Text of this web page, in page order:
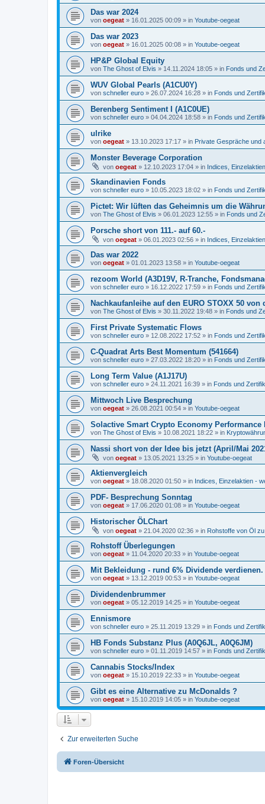
Das war 2024
von oegeat » 16.01.2025 00:09 » in Youtube-oegeat
Das war 2023
von oegeat » 16.01.2025 00:08 » in Youtube-oegeat
HP&P Global Equity
von The Ghost of Elvis » 14.11.2024 18:05 » in Fonds und
WUV Global Pearls (A1CU0Y)
von schneller euro » 26.07.2024 16:28 » in Fonds und
Berenberg Sentiment I (A1C0UE)
von schneller euro » 04.04.2024 18:58 » in Fonds und
ulrike
von oegeat » 13.10.2023 17:17 » in Private Gespräche und
Monster Beverage Corporation
von oegeat » 12.10.2023 17:04 » in Indices,
Skandinavien Fonds
von schneller euro » 10.05.2023 18:02 » in Fonds und
Pictet: Wir lüften das Geheimnis um die
von The Ghost of Elvis » 06.01.2023 12:55 » in Fonds und
Porsche short von 111.- auf 60.-
von oegeat » 06.01.2023 02:56 » in Indices,
Das war 2022
von oegeat » 01.01.2023 13:58 » in Youtube-oegeat
rezoom World (A3D19V, R-Tranche,
von schneller euro » 16.12.2022 17:59 » in Fonds und
Nachkaufanleihe auf den EURO STOXX 50 von
von The Ghost of Elvis » 30.11.2022 19:48 » in Fonds und
First Private Systematic Flows
von schneller euro » 12.08.2022 17:52 » in Fonds und
C-Quadrat Arts Best Momentum (541664)
von schneller euro » 27.03.2022 18:20 » in Fonds und
Long Term Value (A1J17U)
von schneller euro » 24.11.2021 16:39 » in Fonds und
Mittwoch Live Besprechung
von oegeat » 26.08.2021 00:54 » in Youtube-oegeat
Solactive Smart Crypto Economy Performance
von The Ghost of Elvis » 10.08.2021 18:22 » in
Nassi short von der Idee bis jetzt (April/Mai
von oegeat » 13.05.2021 13:25 » in Youtube-oegeat
Aktienvergleich
von oegeat » 18.08.2020 01:50 » in Indices, Einzelaktien -
PDF- Besprechung Sonntag
von oegeat » 17.06.2020 01:08 » in Youtube-oegeat
Historischer ÖLChart
von oegeat » 21.04.2020 02:36 » in Rohstoffe von Öl
Rohstoff Überlegungen
von oegeat » 11.04.2020 20:33 » in Youtube-oegeat
Mit Bekleidung - rund 6% Dividende verdienen.
von oegeat » 13.12.2019 00:53 » in Youtube-oegeat
Dividendenbrummer
von oegeat » 05.12.2019 14:25 » in Youtube-oegeat
Ennismore
von schneller euro » 25.11.2019 13:29 » in Fonds und
HB Fonds Substanz Plus (A0Q6JL, A0Q6JM)
von schneller euro » 01.11.2019 14:57 » in Fonds und
Cannabis Stocks/Index
von oegeat » 15.10.2019 22:33 » in Youtube-oegeat
Gibt es eine Alternative zu McDonalds ?
von oegeat » 15.10.2019 14:05 » in Youtube-oegeat
Zur erweiterten Suche
Foren-Übersicht